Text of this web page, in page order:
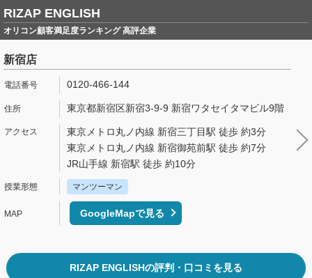
RIZAP ENGLISH
オリコン顧客満足度ランキング 高評企業
新宿店
0120-466-144
東京都新宿区新宿3-9-9 新宿ワタセイタマビル9階
東京メトロ丸ノ内線 新宿三丁目駅 徒歩 約3分
東京メトロ丸ノ内線 新宿御苑前駅 徒歩 約7分
JR山手線 新宿駅 徒歩 約10分
マンツーマン
GoogleMapで見る
RIZAP ENGLISHの評判・口コミを見る